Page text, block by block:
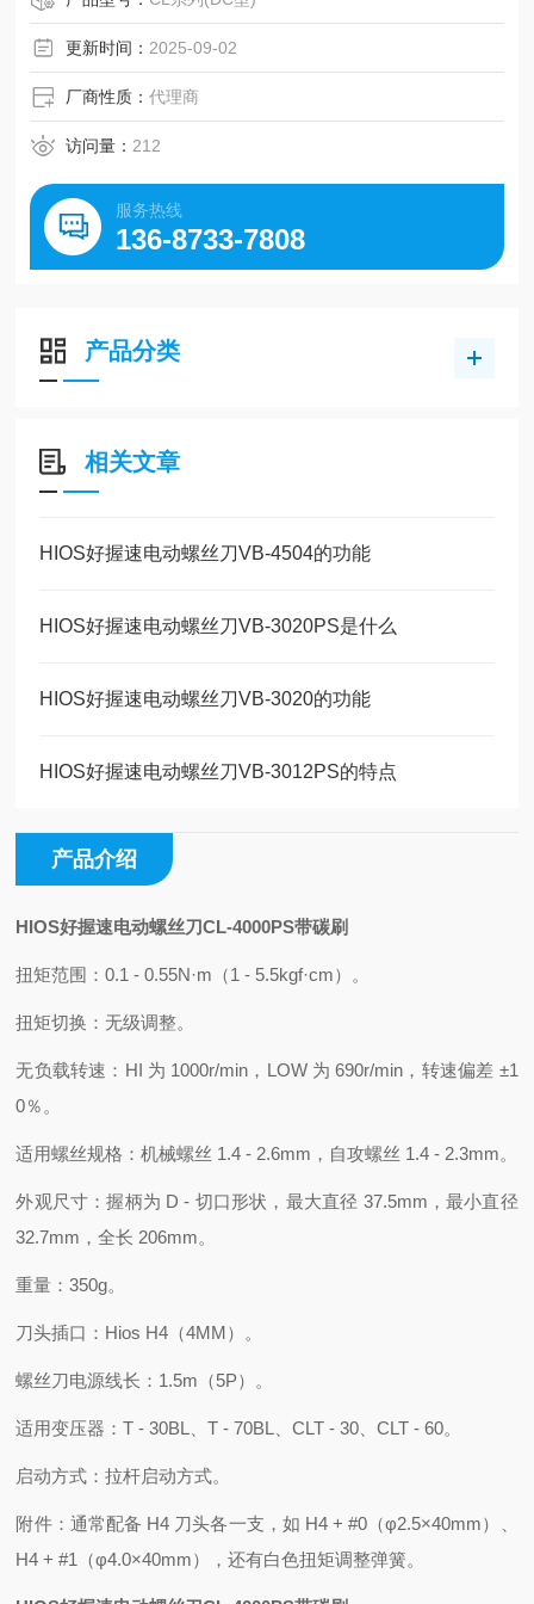
故障，大幅度提高了耐久性
更新时间： 2025-09-02
厂商性质：代理商
访问量： 212
服务热线
136-8733-7808
产品分类
相关文章
HIOS好握速电动螺丝刀VB-4504的功能
HIOS好握速电动螺丝刀VB-3020PS是什么
HIOS好握速电动螺丝刀VB-3020的功能
HIOS好握速电动螺丝刀VB-3012PS的特点
产品介绍
HIOS好握速电动螺丝刀CL-4000PS带碳刷
扭矩范围：0.1 - 0.55N·m（1 - 5.5kgf·cm）。
扭矩切换：无级调整。
无负载转速：HI 为 1000r/min，LOW 为 690r/min，转速偏差 ±1
0％。
适用螺丝规格：机械螺丝 1.4 - 2.6mm，自攻螺丝 1.4 - 2.3mm。
外观尺寸：握柄为 D - 切口形状，最大直径 37.5mm，最小直径
32.7mm，全长 206mm。
重量：350g。
刀头插口：Hios H4（4MM）。
螺丝刀电源线长：1.5m（5P）。
适用变压器：T - 30BL、T - 70BL、CLT - 30、CLT - 60。
启动方式：拉杆启动方式。
附件：通常配备 H4 刀头各一支，如 H4 + #0（φ2.5×40mm）、
H4 + #1（φ4.0×40mm），还有白色扭矩调整弹簧。